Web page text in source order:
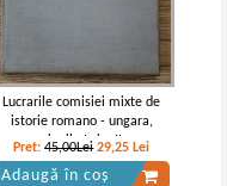
Lucrarile comisiei mixte de
istorie romano - ungara,
sesiunile I si a II-a
Pret:45,00Lei 29,25 Lei
Adaugă în coș